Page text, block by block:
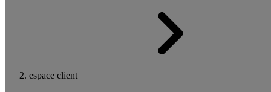
espace client